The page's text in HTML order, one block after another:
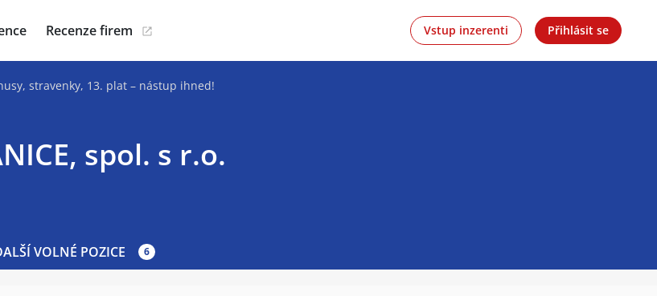
Recenze firem Vstup inzerenti Přihlásit se
stravenky, 13. plat – nástup ihned!
spol. s r.o.
VOLNÉ POZICE 6